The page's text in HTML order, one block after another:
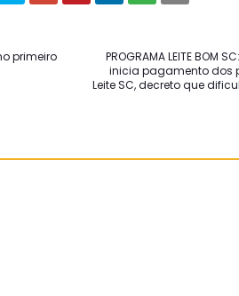
PROGRAMA LEITE BOM
inicia pagamento dos
Leite SC, decreto que
primeiro